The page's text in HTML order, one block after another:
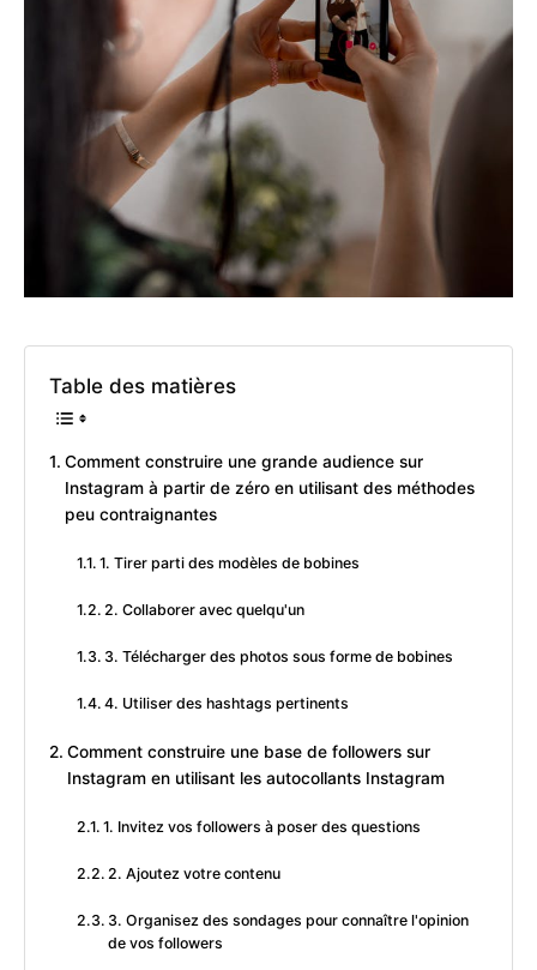
Table des matières
Comment construire une grande audience sur
Instagram à partir de zéro en utilisant des méthodes
peu contraignantes
1. Tirer parti des modèles de bobines
2. Collaborer avec quelqu'un
3. Télécharger des photos sous forme de bobines
4. Utiliser des hashtags pertinents
Comment construire une base de followers sur
Instagram en utilisant les autocollants Instagram
1. Invitez vos followers à poser des questions
2. Ajoutez votre contenu
3. Organisez des sondages pour connaître l'opinion
de vos followers